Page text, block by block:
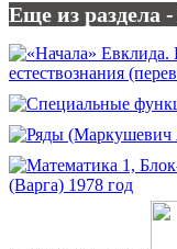
Еще из